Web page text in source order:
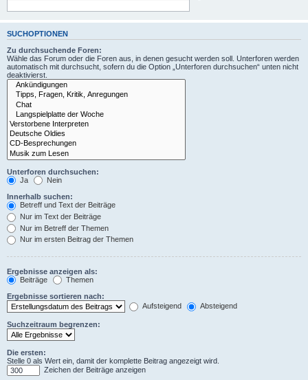
SUCHOPTIONEN
Zu durchsuchende Foren:
Wähle das Forum oder die Foren aus, in denen gesucht werden soll. Unterforen werden
automatisch mit durchsucht, sofern du die Option „Unterforen durchsuchen“ unten nicht
deaktivierst.
Unterforen durchsuchen:
Ja
Nein
Innerhalb suchen:
Betreff und Text der Beiträge
Nur im Text der Beiträge
Nur im Betreff der Themen
Nur im ersten Beitrag der Themen
Ergebnisse anzeigen als:
Beiträge
Themen
Ergebnisse sortieren nach:
Aufsteigend
Absteigend
Suchzeitraum begrenzen:
Die ersten:
Stelle 0 als Wert ein, damit der komplette Beitrag angezeigt wird.
Zeichen der Beiträge anzeigen